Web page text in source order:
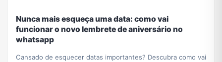
Nunca mais esqueça uma data: como vai
funcionar o novo lembrete de aniversário no
whatsapp
Cansado de esquecer datas importantes? Descubra como vai